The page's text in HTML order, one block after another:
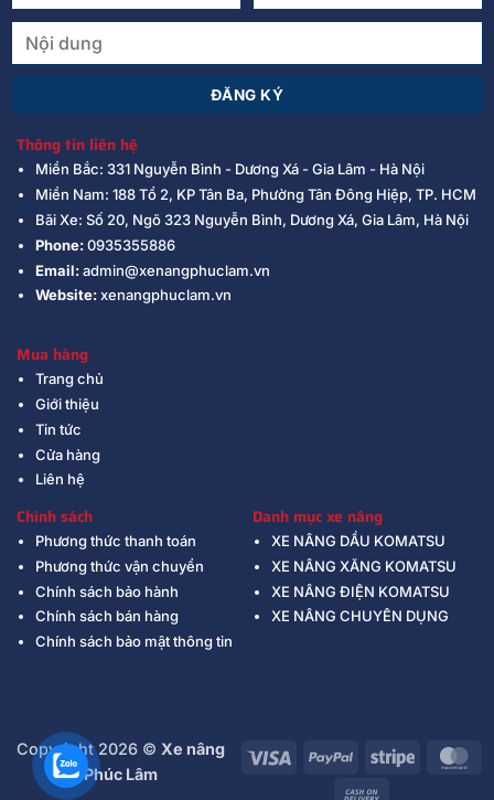
Thông tin liên hệ
Miền Bắc: 331 Nguyễn Bình - Dương Xá - Gia Lâm - Hà Nội
Miền Nam: 188 Tổ 2, KP Tân Ba, Phường Tân Đông Hiệp, TP. HCM
Bãi Xe: Số 20, Ngõ 323 Nguyễn Bình, Dương Xá, Gia Lâm, Hà Nội
Phone:0935355886
Email:admin@xenangphuclam.vn
Website:xenangphuclam.vn
Mua hàng
Trang chủ
Giới thiệu
Tin tức
Cửa hàng
Liên hệ
Chính sách
Phương thức thanh toán
Phương thức vận chuyển
Chính sách bảo hành
Chính sách bán hàng
Chính sách bảo mật thông tin
Danh mục xe nâng
XE NÂNG DẦU KOMATSU
XE NÂNG XĂNG KOMATSU
XE NÂNG ĐIỆN KOMATSU
XE NÂNG CHUYÊN DỤNG
Visa PayPal Stripe
Copyright 2026 © Xe nâng
Phúc Lâm